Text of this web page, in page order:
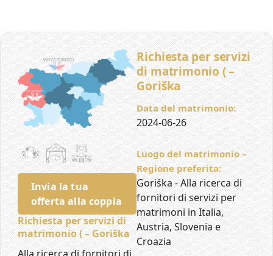
Invia la tua
offerta alla coppia
Richiesta per servizi di
matrimonio ( – Goriška
Richiesta per servizi
di matrimonio ( –
Goriška
Data del matrimonio:
2024-06-26
Luogo del matrimonio –
Regione preferita:
Goriška - Alla ricerca di
fornitori di servizi per
matrimoni in Italia,
Austria, Slovenia e
Croazia